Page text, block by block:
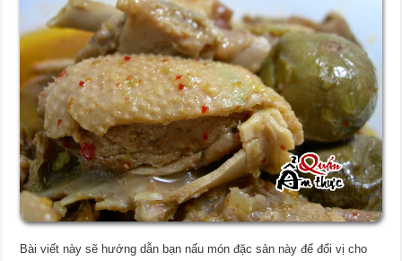
Bài viết này sẽ hướng dẫn bạn nấu món đặc sản này để đổi vị cho